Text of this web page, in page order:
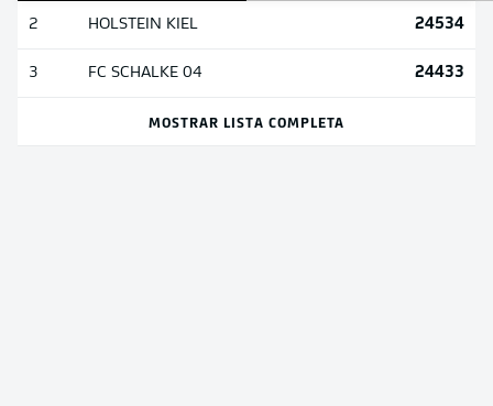
2 HOLSTEIN KIEL 24534
3 FC SCHALKE 04 24433
MOSTRAR LISTA COMPLETA